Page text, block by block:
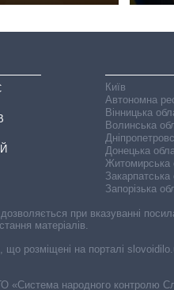
Київ
Автономна
Вінницька
Волинська
Донецька
Житомирська
Закарпатська
Запорізька
при вказуванні
матеріалів.
що розміщені на порталі
«Система народного контролю